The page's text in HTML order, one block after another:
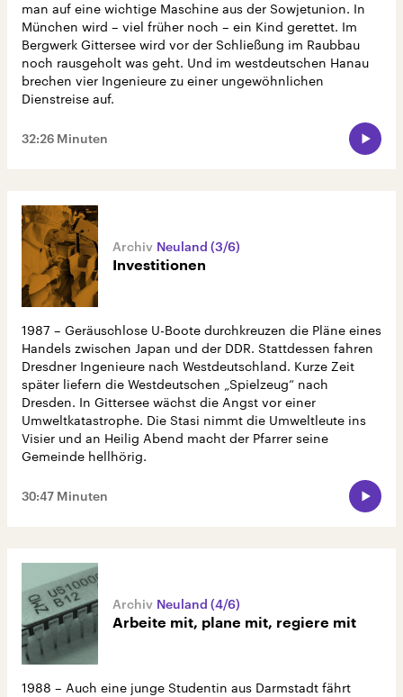
man auf eine wichtige Maschine aus der Sowjetunion. In
München wird – viel früher noch – ein Kind gerettet. Im
Bergwerk Gittersee wird vor der Schließung im Raubbau
noch rausgeholt was geht. Und im westdeutschen Hanau
brechen vier Ingenieure zu einer ungewöhnlichen
Dienstreise auf.
32:26 Minuten
Neuland (3/6)
Investitionen
1987 – Geräuschlose U-Boote durchkreuzen die Pläne eines
Handels zwischen Japan und der DDR. Stattdessen fahren
Dresdner Ingenieure nach Westdeutschland. Kurze Zeit
später liefern die Westdeutschen „Spielzeug“ nach
Dresden. In Gittersee wächst die Angst vor einer
Umweltkatastrophe. Die Stasi nimmt die Umweltleute ins
Visier und an Heilig Abend macht der Pfarrer seine
Gemeinde hellhörig.
30:47 Minuten
Neuland (4/6)
Arbeite mit, plane mit, regiere mit
1988 – Auch eine junge Studentin aus Darmstadt fährt